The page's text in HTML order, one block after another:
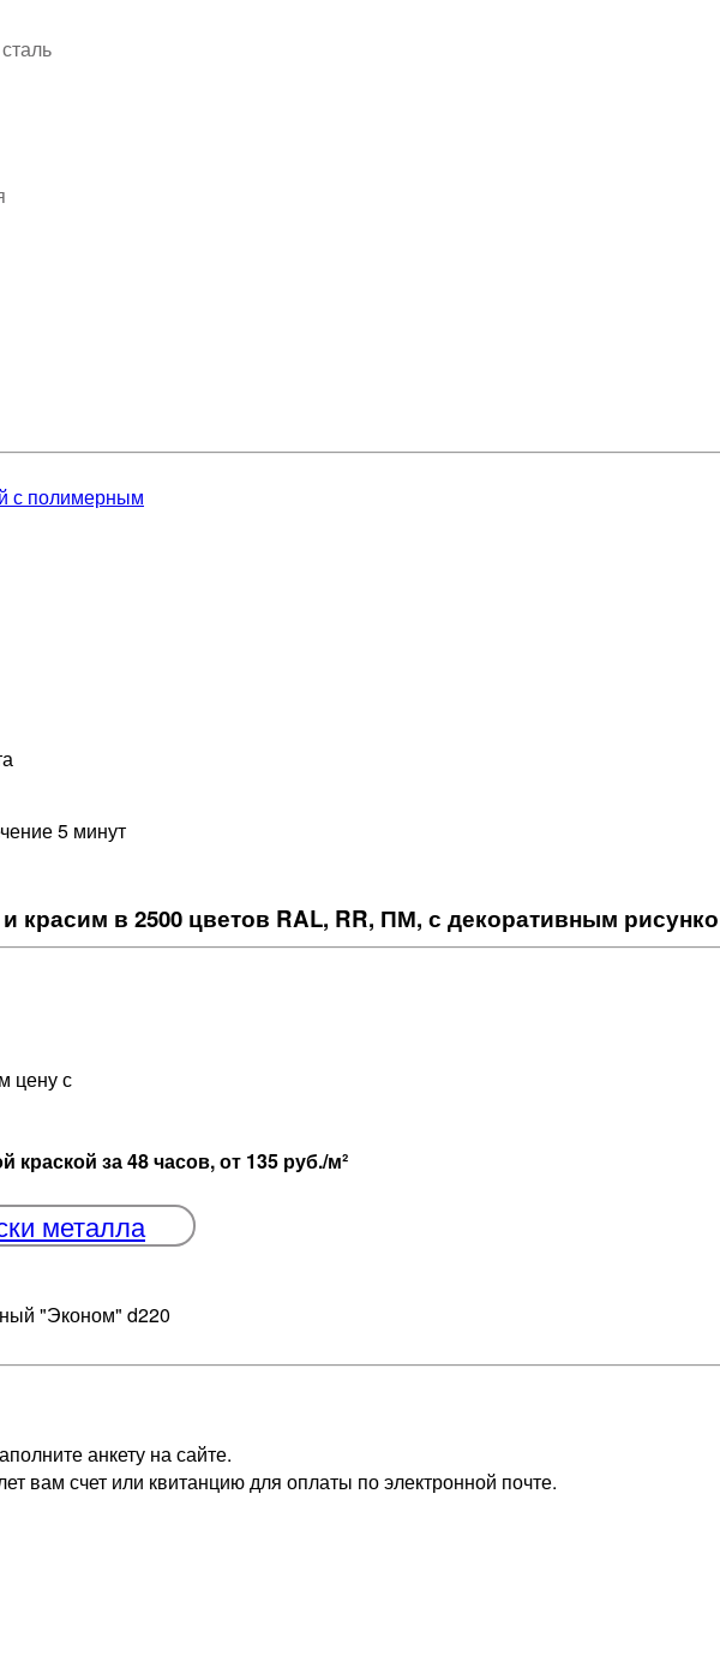
5 минут
красим в 2500 цветов RAL, RR, ПМ, с декоративным
цену с
за 48 часов, от 135 руб./м²
металла
"Эконом" d220
анкету на сайте.
вам счет или квитанцию для оплаты по электронной почте.